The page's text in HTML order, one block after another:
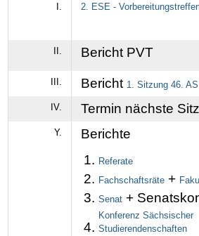
2. ESE -
Bericht PVT
Bericht 1. Sitzung 46.
IV. Termin nächste
Y. Berichte
Referate
Fachschaftsräte +
Senat +
Konferenz Sächsischer
Studierendenschaften